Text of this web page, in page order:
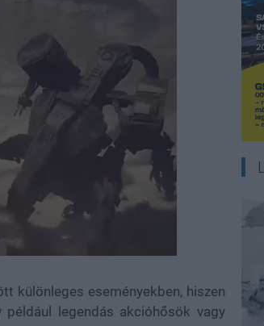
különleges eseményekben, hiszen
legendás akcióhősök vagy